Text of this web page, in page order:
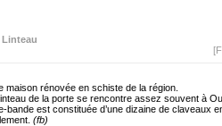
Linteau
maison rénovée en schiste de la région.
de la porte se rencontre assez souvent à
bande est constituée d’une dizaine de claveaux
(fb)